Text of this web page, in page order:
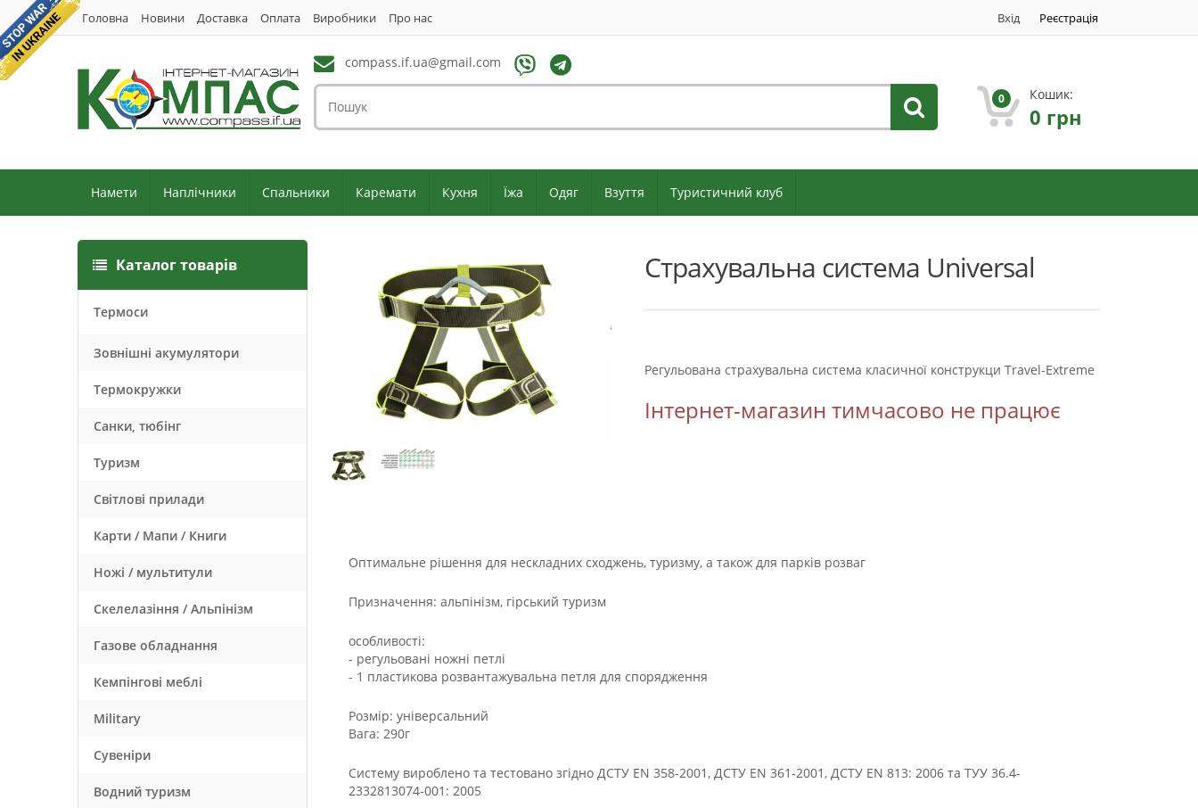
Головна Новини Доставка Оплата Виробники Про нас Вхід Реєстрація
compass.if.ua@gmail.com
0 Кошик:
0 грн
Намети Наплічники Спальники Каремати Кухня Їжа Одяг Взуття Туристичний клуб
Каталог товарів
Термоси
Зовнішні акумулятори
Термокружки
Санки, тюбінг
Туризм
Світлові прилади
Карти / Мапи / Книги
Ножі / мультитули
Скелелазіння / Альпінізм
Газове обладнання
Кемпінгові меблі
Military
Сувеніри
Водний туризм
Страхувальна система Universal
Регульована страхувальна система класичної конструкци Travel-Extreme
Інтернет-магазин тимчасово не працює
Оптимальне рішення для нескладних сходжень, туризму, а також для парків розваг
Призначення: альпінізм, гірський туризм
особливості:
- регульовані ножні петлі
- 1 пластикова розвантажувальна петля для спорядження
Розмір: універсальний
Вага: 290г
Систему вироблено та тестовано згідно ДСТУ EN 358-2001, ДСТУ EN 361-2001, ДСТУ EN 813: 2006 та ТУУ 36.4-
2332813074-001: 2005